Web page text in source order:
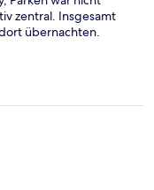
zentral. Insgesamt
übernachten.